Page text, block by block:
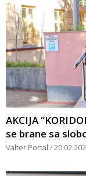
AKCIJA
se brane sa
Valter Portal